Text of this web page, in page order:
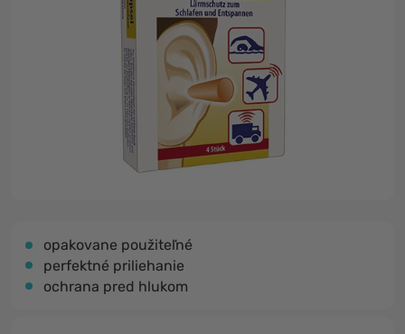
opakovane použiteľné
perfektné priliehanie
ochrana pred hlukom